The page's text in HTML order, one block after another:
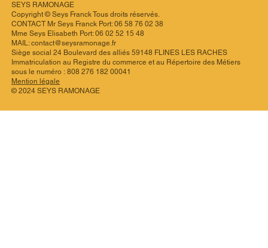
SEYS RAMONAGE
Copyright © Seys Franck Tous droits réservés.
CONTACT Mr Seys Franck Port:06 58 76 02 38
Mme Seys Elisabeth Port:06 02 52 15 48
MAIL: contact@seysramonage.fr
Siège social 24 Boulevard des alliés 59148 FLINES LES RACHES
Immatriculation au Registre du commerce et au Répertoire des Métiers
sous le numéro : 808 276 182 00041
Mention légale
© 2024 SEYS RAMONAGE